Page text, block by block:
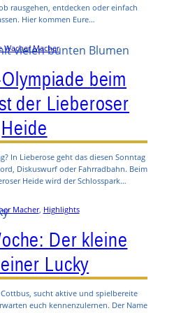
rausgehen, entdecken oder einfach
Hier kommen Eure…
Wacher Macher
beim
der Lieberoser
Heide
In Lieberose geht das diesen Sonntag
Diskuswurf oder Fahrradbahn. Beim
Heide wird der Schlosspark…
Macher, Highlights
Der kleine
Lucky
sucht aktive und spielbereite
euch kennenzulernen. Der Name